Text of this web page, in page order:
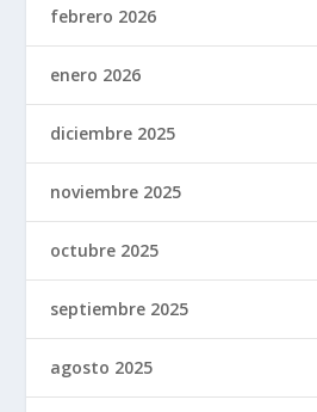
febrero 2026
enero 2026
diciembre 2025
noviembre 2025
octubre 2025
septiembre 2025
agosto 2025